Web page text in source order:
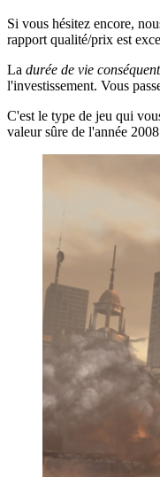
Si vous hésitez encore,
rapport qualité/prix est
La durée de vie
l'investissement. Vous
C'est le type de jeu qui
valeur sûre de l'année